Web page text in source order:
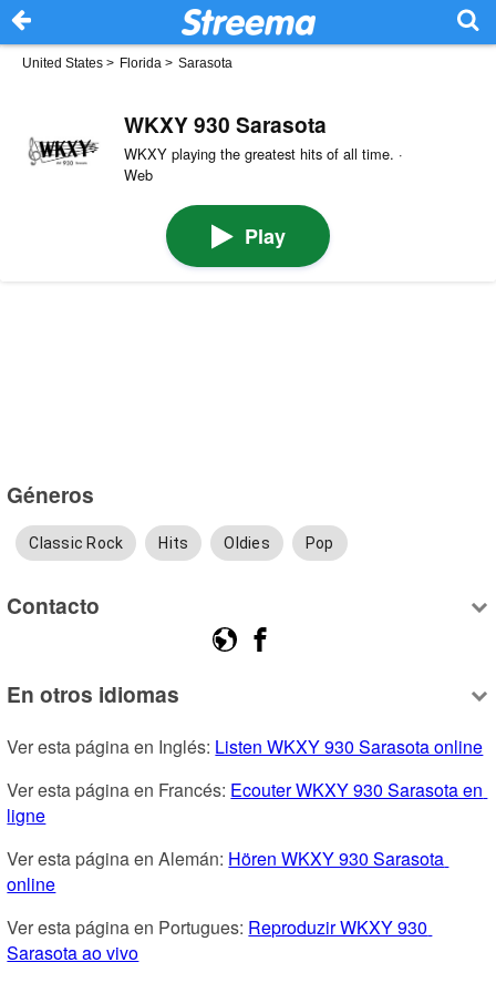
United States > Florida > Sarasota
WKXY 930 Sarasota
WKXY playing the greatest hits of all time. ·
Web
Play
Géneros
Classic Rock Hits Oldies Pop
Contacto
En otros idiomas
Ver esta página en Inglés: Listen WKXY 930 Sarasota online
Ver esta página en Francés: Ecouter WKXY 930 Sarasota en
ligne
Ver esta página en Alemán: Hören WKXY 930 Sarasota
online
Ver esta página en Portugues: Reproduzir WKXY 930
Sarasota ao vivo